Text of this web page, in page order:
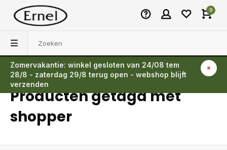
0
Zomervakantie: winkel gesloten van 24/08 tem
28/8 - zaterdag 29/8 terug open - webshop blijft
verzenden
Terug
Producten getagd met
shopper